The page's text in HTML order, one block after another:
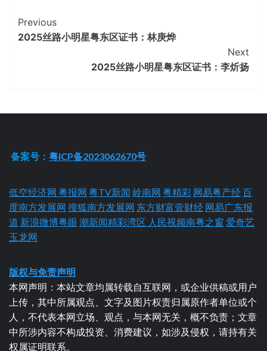
Continue
Reading
Previous
2025丝路小明星粤东区证书：林庚烨
Next
2025丝路小明星粤东区证书：李炘扬
备案号：粤ICP备2023062670号
低空经济网 粤报网 粤TV新闻 岭南网 粤精彩 网易粤产经百
度南方发展网 搜狐南方发展网 东方财富壹财经 网易广东报
道 新浪微博粤眼 潮新闻精彩湾区 人民视频南粤之窗 爱奇艺
玉龙网
版权与免责声明
本网声明：本站文章均属转载自互联网，或企业供稿或用户
上传，其中所属观点、文字及图片权责归属原作者单位或个
人，不代表本网立场、观点，与本网无关，概不负责；文章
中所涉内容不构成投资、消费建议，如涉及侵权，请持有关
权属证明联系。